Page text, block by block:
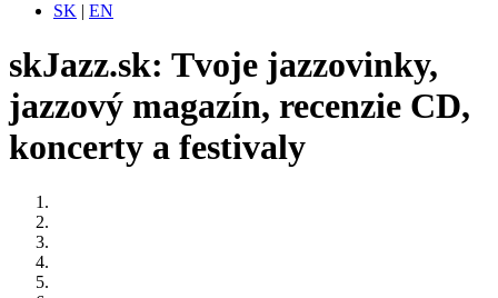
SK | EN
skJazz.sk: Tvoje jazzovinky,
jazzový magazín, recenzie CD,
koncerty a festivaly